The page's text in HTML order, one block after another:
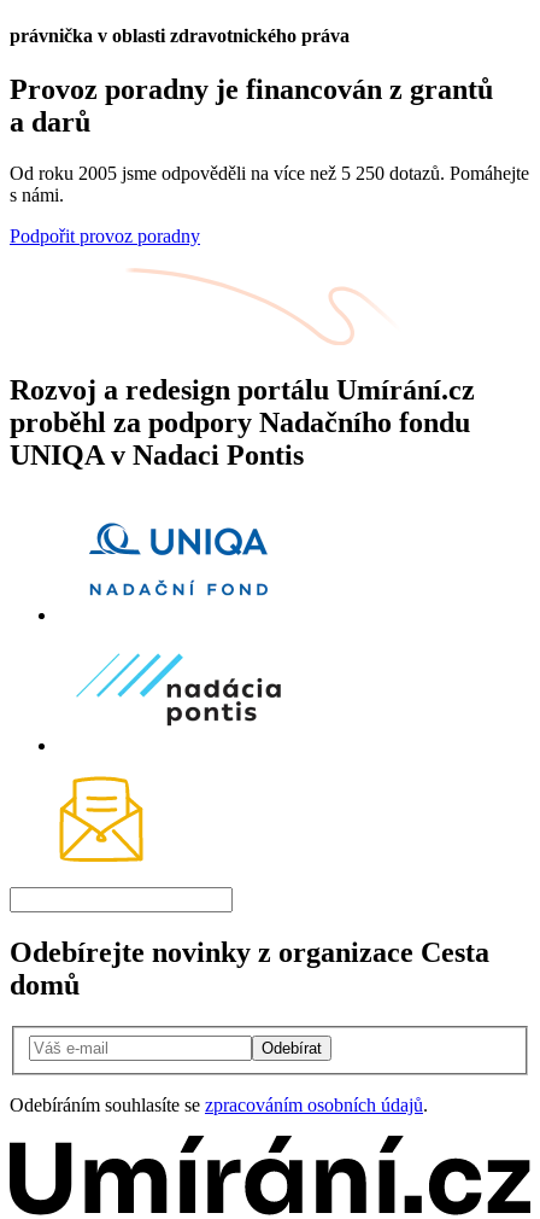
právnička v oblasti zdravotnického práva
Provoz poradny je financován z grantů
a darů
Od roku 2005 jsme odpověděli na více než 5 250 dotazů. Pomáhejte
s námi.
Podpořit provoz poradny
Rozvoj a redesign portálu Umírání.cz
proběhl za podpory Nadačního fondu
UNIQA v Nadaci Pontis
Odebírejte novinky z organizace Cesta
domů
Odebírat
Odebíráním souhlasíte se zpracováním osobních údajů.